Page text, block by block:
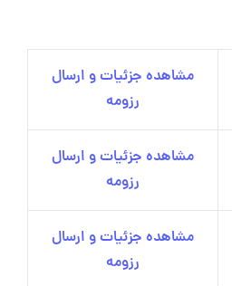
مشاهده جزئیات و ارسال
رزومه
مشاهده جزئیات و ارسال
رزومه
مشاهده جزئیات و ارسال
رزومه